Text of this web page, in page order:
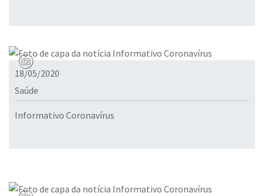
18/05/2020
Saúde
Informativo Coronavírus